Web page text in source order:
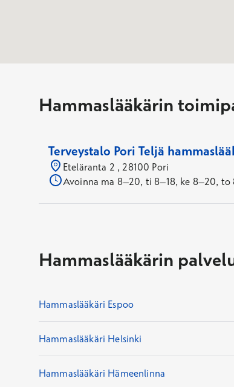
Hammaslääkärin
Terveystalo Pori Teljä
Eteläranta 2 , 28100 Pori
Avoinna ma 8–20, ti 8–18, ke 8–20, to
Hammaslääkärin
Hammaslääkäri Espoo
Hammaslääkäri Helsinki
Hammaslääkäri Hämeenlinna